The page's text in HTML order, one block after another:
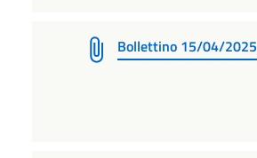
Bollettino 15/04/2025